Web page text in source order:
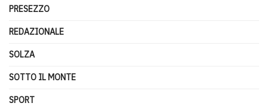
PRESEZZO
REDAZIONALE
SOLZA
SOTTO IL MONTE
SPORT